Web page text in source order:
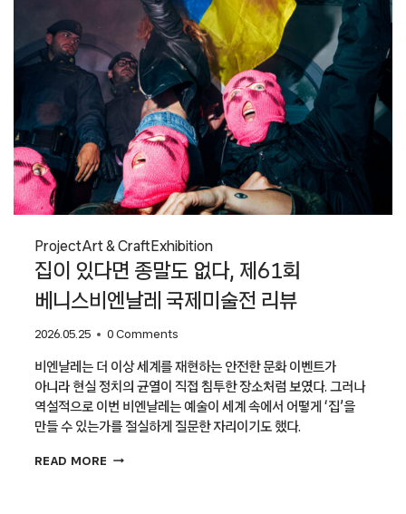
ProjectArt & CraftExhibition
집이 있다면 종말도 없다, 제61회
베니스비엔날레 국제미술전 리뷰
2026.05.25 0 Comments
비엔날레는 더 이상 세계를 재현하는 안전한 문화 이벤트가
아니라 현실 정치의 균열이 직접 침투한 장소처럼 보였다. 그러나
역설적으로 이번 비엔날레는 예술이 세계 속에서 어떻게 ‘집’을
만들 수 있는가를 절실하게 질문한 자리이기도 했다.
READ MORE 집이